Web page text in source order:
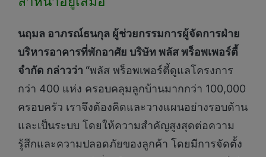
นฤมล อาภรณ์ธนกุล ผู้ช่วยกรรมการผู้จัดการฝ่าย
บริหารอาคารที่พักอาศัย บริษัท พลัส พร็อพเพอร์ตี้
จำกัด กล่าวว่า “พลัส พร็อพเพอร์ตี้ดูแลโครงการ
กว่า 400 แห่ง ครอบคลุมลูกบ้านมากกว่า 100,000
ครอบครัว เราจึงต้องคิดและวางแผนอย่างรอบด้าน
และเป็นระบบ โดยให้ความสำคัญสูงสุดต่อความ
รู้สึกและความปลอดภัยของลูกค้า โดยมีการจัดตั้ง